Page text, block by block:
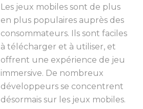
Les jeux mobiles sont de plus
en plus popul aires auprès des
consommateurs. I ls sont faciles
à té lécharger et à util iser, et
offrent une expérience de jeu
immersive. De nombreux
dével oppeurs se concentrent
d ésormais sur les jeux mobiles.